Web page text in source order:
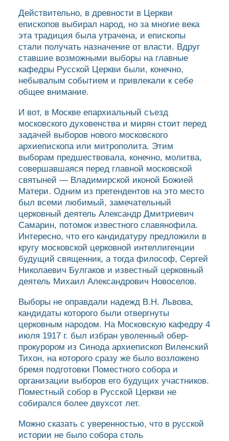
Действительно, в древности в Церкви
епископов выбирал народ, но за многие века
эта традиция была утрачена, и епископы
стали получать назначение от власти. Вдруг
ставшие возможными выборы на главные
кафедры Русской Церкви были, конечно,
небывалым событием и привлекали к себе
общее внимание.
И вот, в Москве епархиальный съезд
московского духовенства и мирян стоит перед
задачей выборов нового московского
архиепископа или митрополита. Этим
выборам предшествовала, конечно, молитва,
совершавшаяся перед главной московской
святыней — Владимирской иконой Божией
Матери. Одним из претендентов на это место
был всеми любимый, замечательный
церковный деятель Александр Дмитриевич
Самарин, потомок известного славянофила.
Интересно, что его кандидатуру предложили в
кругу московской церковной интеллигенции
будущий священник, а тогда философ, Сергей
Николаевич Булгаков и известный церковный
деятель Михаил Александрович Новоселов.
Выборы не оправдали надежд В.Н. Львова,
кандидаты которого были отвергнуты
церковным народом. На Московскую кафедру 4
июля 1917 г. был избран уволенный обер-
прокурором из Синода архиепископ Виленский
Тихон, на которого сразу же было возложено
бремя подготовки Поместного собора и
организации выборов его будущих участников.
Поместный собор в Русской Церкви не
собирался более двухсот лет.
Можно сказать с уверенностью, что в русской
истории не было собора столь